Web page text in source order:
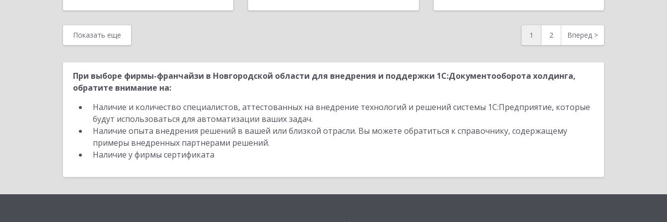
Показать еще 1 2 Вперед >
При выборе фирмы-франчайзи в Новгородской области для внедрения и поддержки 1С:Документооборота холдинга,
обратите внимание на:
Наличие и количество специалистов, аттестованных на внедрение технологий и решений системы 1С:Предприятие, которые
будут использоваться для автоматизации ваших задач.
Наличие опыта внедрения решений в вашей или близкой отрасли. Вы можете обратиться к справочнику, содержащему
примеры внедренных партнерами решений.
Наличие у фирмы сертификата